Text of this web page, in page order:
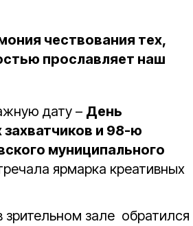
чествования тех,
прославляет наш
дату – День
и 98-ю
муниципального
ярмарка креативных
зале обратился